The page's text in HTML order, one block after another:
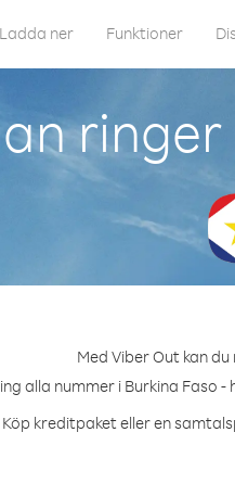
Ladda ner Funktioner
Med Viber Out kan
alla nummer i Burkina Faso
Köp kreditpaket eller en